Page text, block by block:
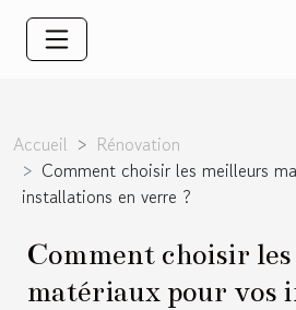
Accueil
Rénovation
Comment choisir les meilleurs
installations en verre ?
Comment choisir
matériaux pour vos